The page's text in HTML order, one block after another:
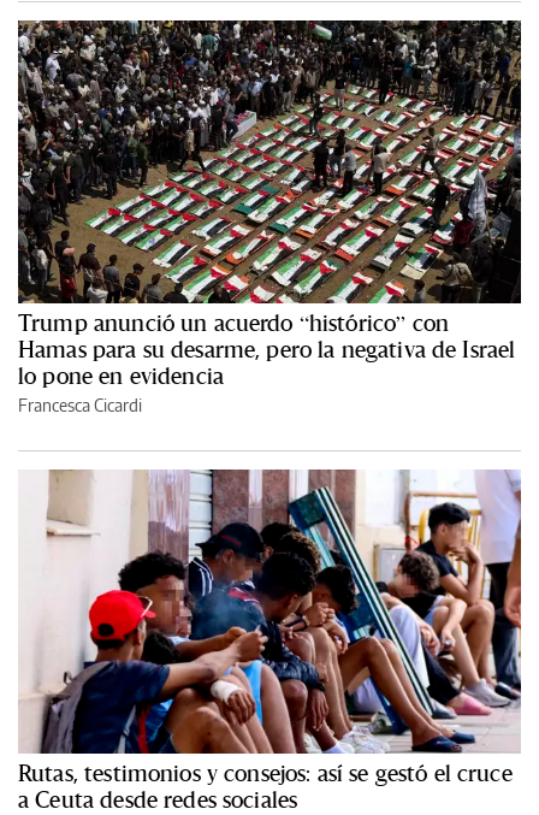
Trump anunció un acuerdo “histórico” con
Hamas para su desarme, pero la negativa de Israel
lo pone en evidencia
Francesca Cicardi
Rutas, testimonios y consejos: así se gestó el cruce
a Ceuta desde redes sociales